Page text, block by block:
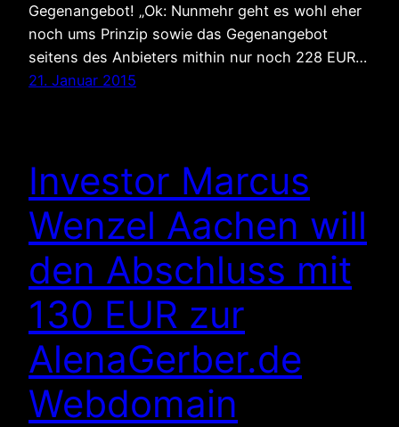
Gegenangebot! „Ok: Nunmehr geht es wohl eher
noch ums Prinzip sowie das Gegenangebot
seitens des Anbieters mithin nur noch 228 EUR…
21. Januar 2015
Investor Marcus
Wenzel Aachen will
den Abschluss mit
130 EUR zur
AlenaGerber.de
Webdomain